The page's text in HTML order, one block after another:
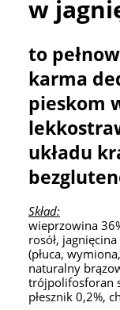
w
to
karma
pieskom
układu
Skład:
wieprzowina
rosół,
(płuca,
naturalny
trójpolifosforan
płesznik 0,2%,